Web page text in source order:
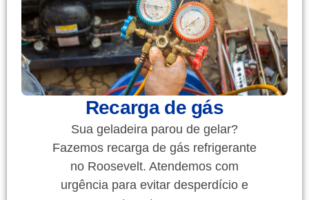
Recarga de gás
Sua geladeira parou de gelar?
Fazemos recarga de gás refrigerante
no Roosevelt. Atendemos com
urgência para evitar desperdício e